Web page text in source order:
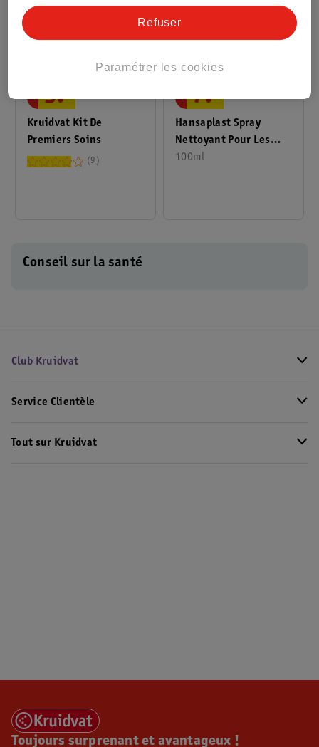
Kruidvat Kit De
Premiers Soins
5.
9
Hansaplast Spray
Nettoyant Pour Les
Plaies
100ml
7.
Conseil sur la santé
Club Kruidvat
Service Clientèle
Tout sur Kruidvat
Toujours surprenant et avantageux !
Paramétrer les cookies
Refuser